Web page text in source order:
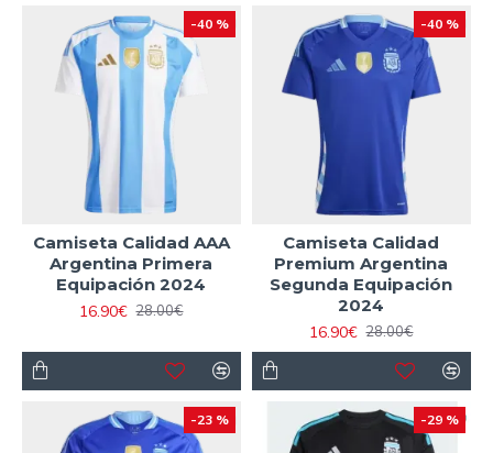
-40 %
Camiseta Calidad AAA
Argentina Primera
Equipación 2024
16.90€ 28.00€
-40 %
Camiseta Calidad
Premium Argentina
Segunda Equipación
2024
16.90€ 28.00€
-23 % -29 %